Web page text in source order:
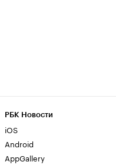
РБК Новости
iOS
Android
AppGallery